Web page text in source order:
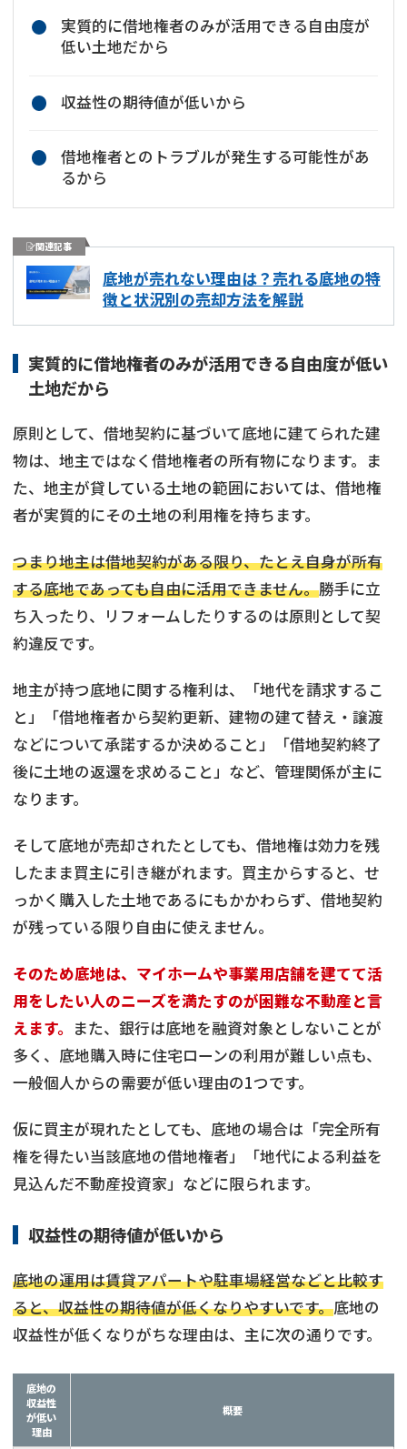
実質的に借地権者のみが活用できる自由度が
低い土地だから
収益性の期待値が低いから
借地権者とのトラブルが発生する可能性があ
るから
関連記事
底地が売れない理由は？売れる底地の特
徴と状況別の売却方法を解説
実質的に借地権者のみが活用できる自由度が低い
土地だから
原則として、借地契約に基づいて底地に建てられた建
物は、地主ではなく借地権者の所有物になります。ま
た、地主が貸している土地の範囲においては、借地権
者が実質的にその土地の利用権を持ちます。
つまり地主は借地契約がある限り、たとえ自身が所有
する底地であっても自由に活用できません。勝手に立
ち入ったり、リフォームしたりするのは原則として契
約違反です。
地主が持つ底地に関する権利は、「地代を請求するこ
と」「借地権者から契約更新、建物の建て替え・譲渡
などについて承諾するか決めること」「借地契約終了
後に土地の返還を求めること」など、管理関係が主に
なります。
そして底地が売却されたとしても、借地権は効力を残
したまま買主に引き継がれます。買主からすると、せ
っかく購入した土地であるにもかかわらず、借地契約
が残っている限り自由に使えません。
そのため底地は、マイホームや事業用店舗を建てて活
用をしたい人のニーズを満たすのが困難な不動産と言
えます。 また、銀行は底地を融資対象としないことが
多く、底地購入時に住宅ローンの利用が難しい点も、
一般個人からの需要が低い理由の1つです。
仮に買主が現れたとしても、底地の場合は「完全所有
権を得たい当該底地の借地権者」「地代による利益を
見込んだ不動産投資家」などに限られます。
収益性の期待値が低いから
底地の運用は賃貸アパートや駐車場経営などと比較す
ると、収益性の期待値が低くなりやすいです。底地の
収益性が低くなりがちな理由は、主に次の通りです。
底地の
収益性
が低い
理由
概要